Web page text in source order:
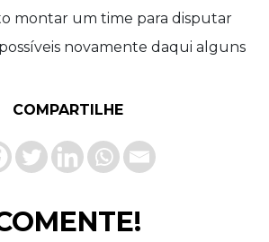
montar um time para disputar
novamente daqui alguns
COMPARTILHE